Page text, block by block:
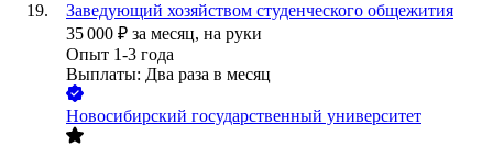
Заведующий хозяйством студенческого общежития
35 000 ₽ за месяц, на руки
Опыт 1-3 года
Выплаты: Два раза в месяц
Новосибирский государственный университет